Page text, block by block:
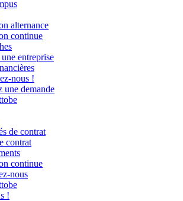
alternance
continue
entreprise
nous !
une demande
de contrat
contrat
continue
nous
!